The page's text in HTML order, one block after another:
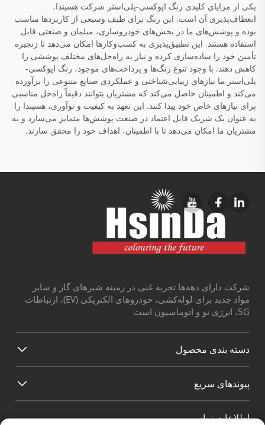
یکی از مزایای کلیدی رنگ اپوکسی-پلی‌استر شرکت هسیندا،
انعطاف‌پذیری آن است. این رنگ برای طیف وسیعی از کاربردها مناسب
بوده و پوشش‌های ما در بخش‌های خودروسازی، مبلمان و صنعتی قابل
استفاده هستند. این تطبیق‌پذیری به کسب‌وکارها امکان می‌دهد تا زنجیره
تأمین خود را ساده‌سازی کرده و نیاز به راه‌حل‌های مختلف پوششی را
کاهش دهند. با وجود تنوع رنگ‌ها و پرداخت‌های موجود، رنگ اپوکسی-
پلی‌استر ما نیازهای زیبایی‌شناختی و عملکردی صنایع متنوعی را برآورده
می‌کند و اطمینان حاصل می‌کند که مشتریان بتوانند دقیقاً راه‌حل مناسبی
برای نیازهای خاص خود پیدا کنند. این تعهد به کیفیت و نوآوری، هسیندا را
به عنوان یک شریک قابل اعتماد در صنعت پوشش‌ها متمایز می‌سازد و به
مشتریان ما امکان می‌دهد تا با اطمینان، اهداف خود را محقق سازند.
شرکت دارای دهه‌ها تجربه غنی در زمینه شیرهای گاز و سایر
مواد جدید برای لوله‌کشی، خودروهای الکتریکی (EV)، ارتباطات
5G، انرژی نو و اتوماسیون است
دسته بندی محصول
پیوند‌های سریع
اطلاعات تماس